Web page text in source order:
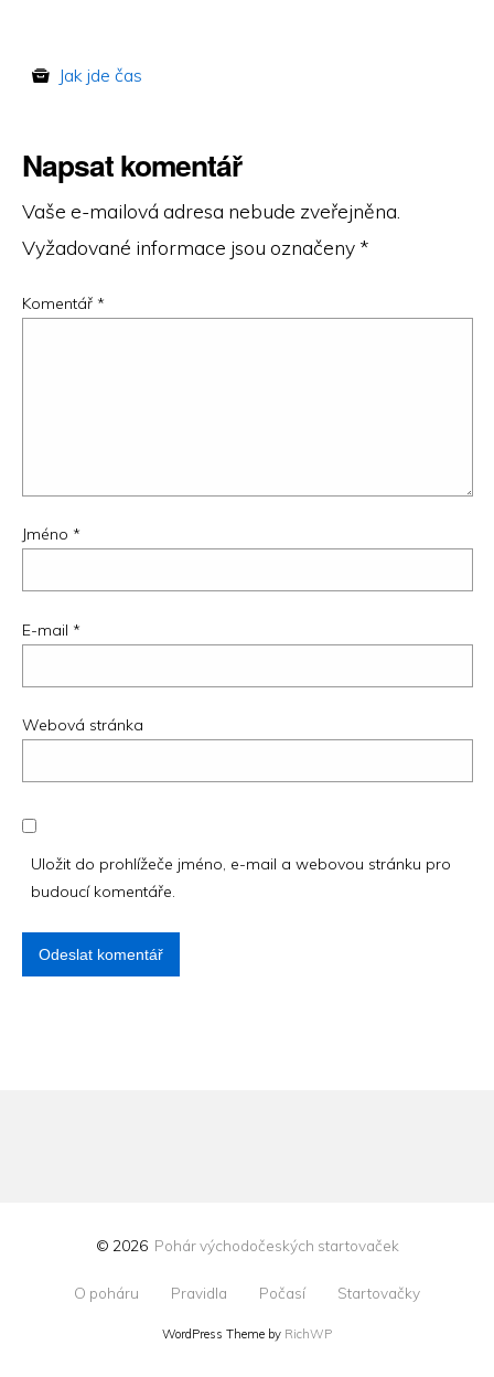
Jak jde čas
Napsat komentář
Vaše e-mailová adresa nebude zveřejněna.
Vyžadované informace jsou označeny *
Komentář *
Jméno *
E-mail *
Webová stránka
Uložit do prohlížeče jméno, e-mail a webovou stránku pro
budoucí komentáře.
© 2026 Pohár východočeských startovaček
O poháru Pravidla Počasí Startovačky
WordPress Theme by RichWP